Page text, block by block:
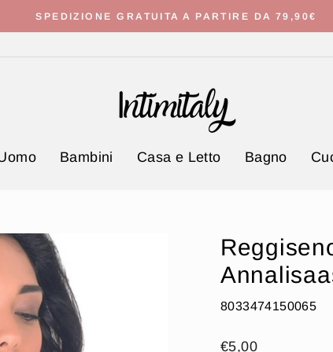
Metti
in
presentazione
SPEDIZIONE GRATUITA A PARTIRE DA 79,90€
Bambini Casa e Letto Bagno
8033474150065
Prezzo
€5,00